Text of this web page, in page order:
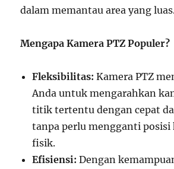
dalam memantau area yang
Mengapa Kamera PTZ Populer?
Fleksibilitas: Kamera PTZ
Anda untuk mengarahkan
titik tertentu dengan cepat
tanpa perlu mengganti posisi
fisik.
Efisiensi: Dengan